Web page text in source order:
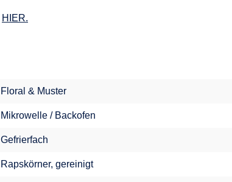
HIER.
Floral & Muster
Mikrowelle / Backofen
Gefrierfach
Rapskörner, gereinigt